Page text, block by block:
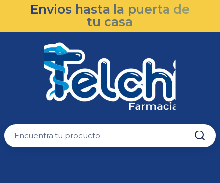
Envios hasta la puerta de
tu casa